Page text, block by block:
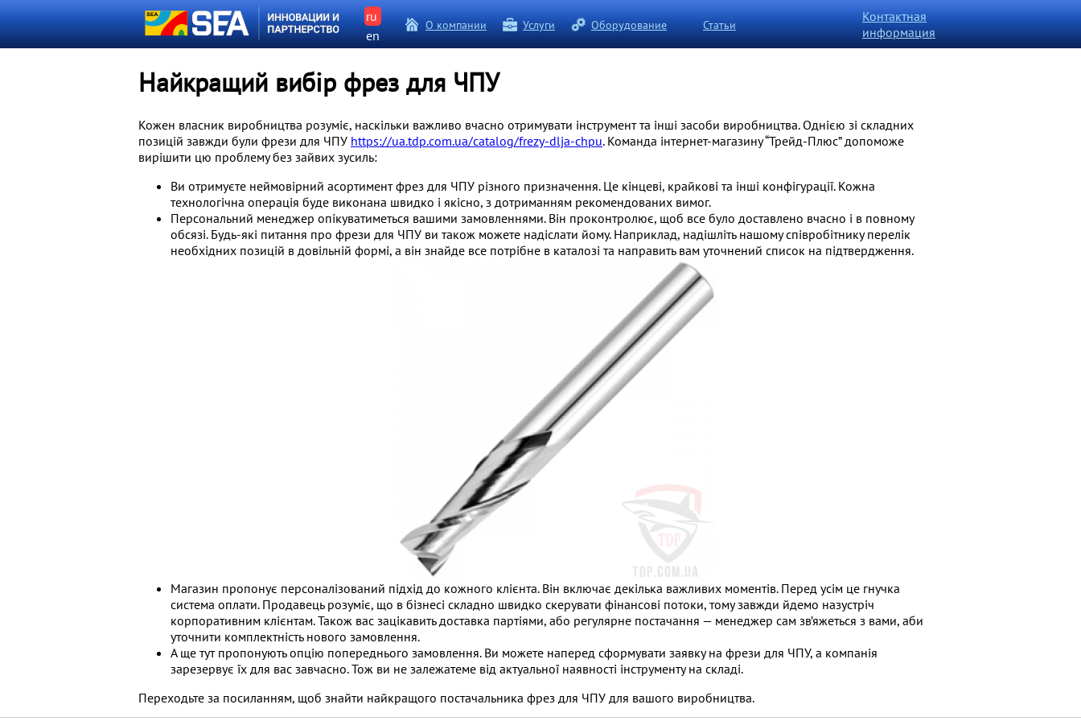
ru
en
О компании Услуги Оборудование Статьи
Контактная
информация
Найкращий вибір фрез для ЧПУ
Кожен власник виробництва розуміє, наскільки важливо вчасно отримувати інструмент та інші засоби виробництва. Однією зі складних
позицій завжди були фрези для ЧПУ https://ua.tdp.com.ua/catalog/frezy-dlja-chpu. Команда інтернет-магазину “Трейд-Плюс” допоможе
вирішити цю проблему без зайвих зусиль:
Ви отримуєте неймовірний асортимент фрез для ЧПУ різного призначення. Це кінцеві, крайкові та інші конфігурації. Кожна
технологічна операція буде виконана швидко і якісно, з дотриманням рекомендованих вимог.
Персональний менеджер опікуватиметься вашими замовленнями. Він проконтролює, щоб все було доставлено вчасно і в повному
обсязі. Будь-які питання про фрези для ЧПУ ви також можете надіслати йому. Наприклад, надішліть нашому співробітнику перелік
необхідних позицій в довільній формі, а він знайде все потрібне в каталозі та направить вам уточнений список на підтвердження.
Магазин пропонує персоналізований підхід до кожного клієнта. Він включає декілька важливих моментів. Перед усім це гнучка
система оплати. Продавець розуміє, що в бізнесі складно швидко скерувати фінансові потоки, тому завжди йдемо назустріч
корпоративним клієнтам. Також вас зацікавить доставка партіями, або регулярне постачання — менеджер сам зв’яжеться з вами, аби
уточнити комплектність нового замовлення.
А ще тут пропонують опцію попереднього замовлення. Ви можете наперед сформувати заявку на фрези для ЧПУ, а компанія
зарезервує їх для вас завчасно. Тож ви не залежатеме від актуальної наявності інструменту на складі.
Переходьте за посиланням, щоб знайти найкращого постачальника фрез для ЧПУ для вашого виробництва.